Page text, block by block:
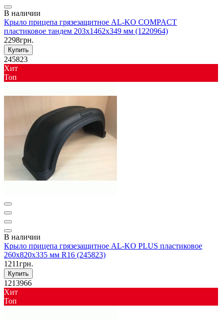
В наличии
Крыло прицепа грязезащитное AL-KO COMPACT
пластиковое тандем 203х1462х349 мм (1220964)
2298грн.
Купить
245823
Хит
Toп
В наличии
Крыло прицепа грязезащитное AL-KO PLUS пластиковое
260x820x335 мм R16 (245823)
1211грн.
Купить
1213966
Хит
Toп